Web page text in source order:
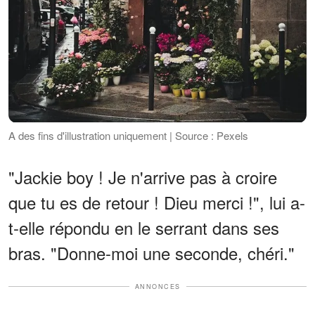
A des fins d'illustration uniquement | Source : Pexels
"Jackie boy ! Je n'arrive pas à croire
que tu es de retour ! Dieu merci !", lui a-
t-elle répondu en le serrant dans ses
bras. "Donne-moi une seconde, chéri."
ANNONCES